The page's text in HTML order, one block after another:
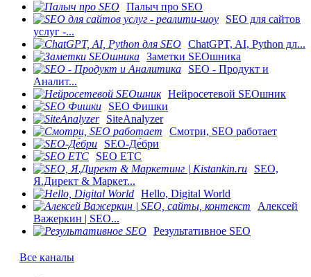
Палыч про SEO
SEO для сайтов
услуг -...
ChatGPT, AI, Python дл...
Заметки SEOшника
SEO - Продукт и
Аналит...
Нейросетевой SEOшник
SEO Фишки
SiteAnalyzer
Смотри, SEO работает
SEO-Де́бри
SEO ETC
SEO,
Я.Директ & Маркет...
Hello, Digital World
Алексей
Важеркин | SEO...
Результативное SEO
Все каналы